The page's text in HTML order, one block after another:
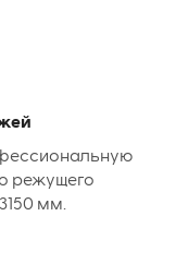
режущего
мм.